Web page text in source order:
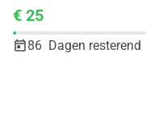
€ 25
86 Dagen resterend